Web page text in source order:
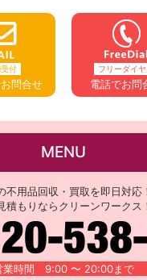
付
問合せ
フリーダイ
電話でお問
MENU
不用品回収・買取を即日対応
積もりならクリーンワークス
業時間 9:00 〜 20:00まで